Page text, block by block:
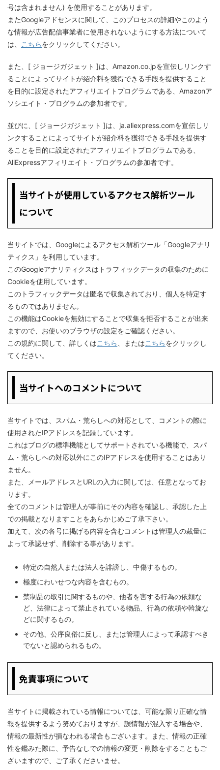
号は含まれません) を使用することがあります。
またGoogleアドセンスに関して、このプロセスの詳細やこのよう
な情報が広告配信事業者に使用されないようにする方法について
は、
こちらをクリックしてください。
また、[ ジョージガジェット ]は、Amazon.co.jpを宣伝しリンクす
ることによってサイトが紹介料を獲得できる手段を提供すること
を目的に設定されたアフィリエイトプログラムである、Amazonア
ソシエイト・プログラムの参加者です。
並びに、[ ジョージガジェット ]は、ja.aliexpress.comを宣伝しリ
ンクすることによってサイトが紹介料を獲得できる手段を提供す
ることを目的に設定されたアフィリエイトプログラムである、
AliExpressアフィリエイト・プログラムの参加者です。
当サイトが使用しているアクセス解析ツール
について
当サイトでは、Googleによるアクセス解析ツール「Googleアナリ
ティクス」を利用しています。
このGoogleアナリティクスはトラフィックデータの収集のために
Cookieを使用しています。
このトラフィックデータは匿名で収集されており、個人を特定す
るものではありません。
この機能はCookieを無効にすることで収集を拒否することが出来
ますので、お使いのブラウザの設定をご確認ください。
この規約に関して、詳しくはこちら 、またはこちらをクリックし
てください。
当サイトへのコメントについて
当サイトでは、スパム・荒らしへの対応として、コメントの際に
使用されたIPアドレスを記録しています。
これはブログの標準機能としてサポートされている機能で、スパ
ム・荒らしへの対応以外にこのIPアドレスを使用することはあり
ません。
また、メールアドレスとURLの入力に関しては、任意となってお
ります。
全てのコメントは管理人が事前にその内容を確認し、承認した上
での掲載となりますことをあらかじめご了承下さい。
加えて、次の各号に掲げる内容を含むコメントは管理人の裁量に
よって承認せず、削除する事があります。
特定の自然人または法人を誹謗し、中傷するもの。
極度にわいせつな内容を含むもの。
禁制品の取引に関するものや、他者を害する行為の依頼な
ど、法律によって禁止されている物品、行為の依頼や斡旋な
どに関するもの。
その他、公序良俗に反し、または管理人によって承認すべき
でないと認められるもの。
免責事項について
当サイトに掲載されている情報については、可能な限り正確な情
報を提供するよう努めておりますが、誤情報が混入する場合や、
情報の最新性が損なわれる場合もございます。また、情報の正確
性を鑑みた際に、予告なしでの情報の変更・削除をすることもご
ざいますので、ご了承くださいませ。